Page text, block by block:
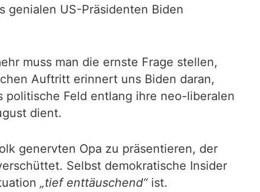
genialen US-Präsidenten Biden
muss man die ernste Frage stellen,
Auftritt erinnert uns Biden daran,
politische Feld entlang ihre neo-liberalen
dient.
genervten Opa zu präsentieren, der
Selbst demokratische Insider
„tief enttäuschend“ist.